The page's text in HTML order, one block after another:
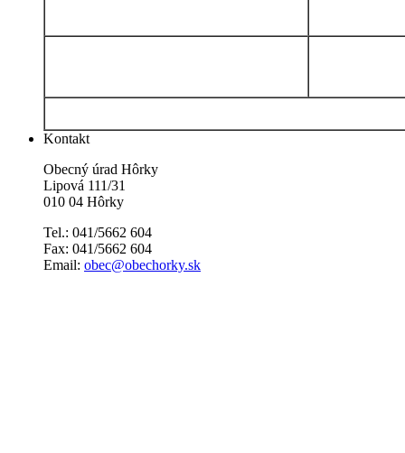
Kontakt
Obecný úrad Hôrky
Lipová 111/31
010 04 Hôrky
Tel.: 041/5662 604
Fax: 041/5662 604
Email: obec@obechorky.sk